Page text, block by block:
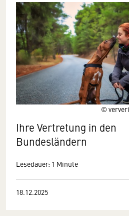
©
Ihre Vertretung in den
Bundesländern
Lesedauer: 1 Minute
18.12.2025